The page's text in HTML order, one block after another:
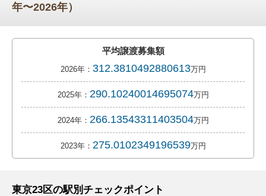
年〜2026年）
平均譲渡募集額
2026年： 312.3810492880613万円
2025年： 290.10240014695074万円
2024年： 266.13543311403504万円
2023年： 275.0102349196539万円
東京23区の駅別チェックポイント